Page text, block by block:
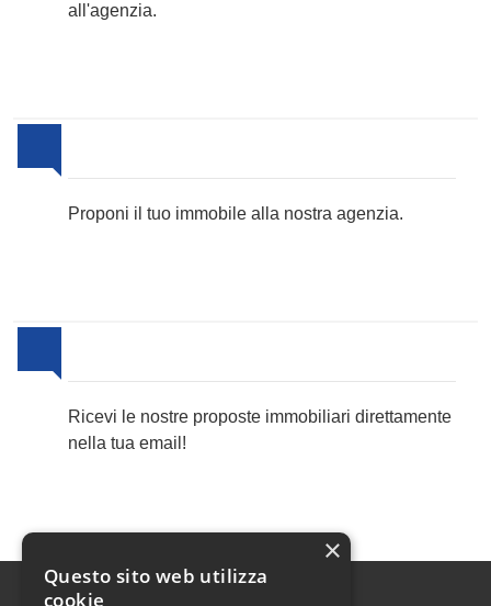
all'agenzia.
Proponi il tuo immobile alla nostra agenzia.
Ricevi le nostre proposte immobiliari direttamente
nella tua email!
×
Questo sito web utilizza
cookie